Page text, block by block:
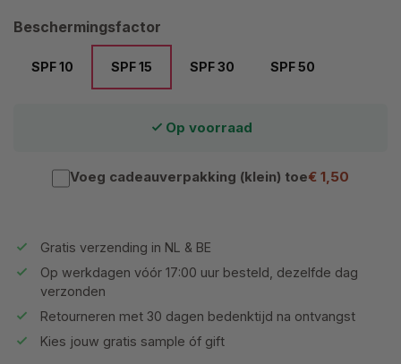
Selecteer
Beschermingsfactor
SPF 10 SPF 15 SPF 30 SPF 50
Op voorraad
Voeg cadeauverpakking (klein) toe€ 1,50
Gratis verzending in NL & BE
Op werkdagen vóór 17:00 uur besteld, dezelfde dag
verzonden
Retourneren met 30 dagen bedenktijd na ontvangst
Kies jouw gratis sample óf gift